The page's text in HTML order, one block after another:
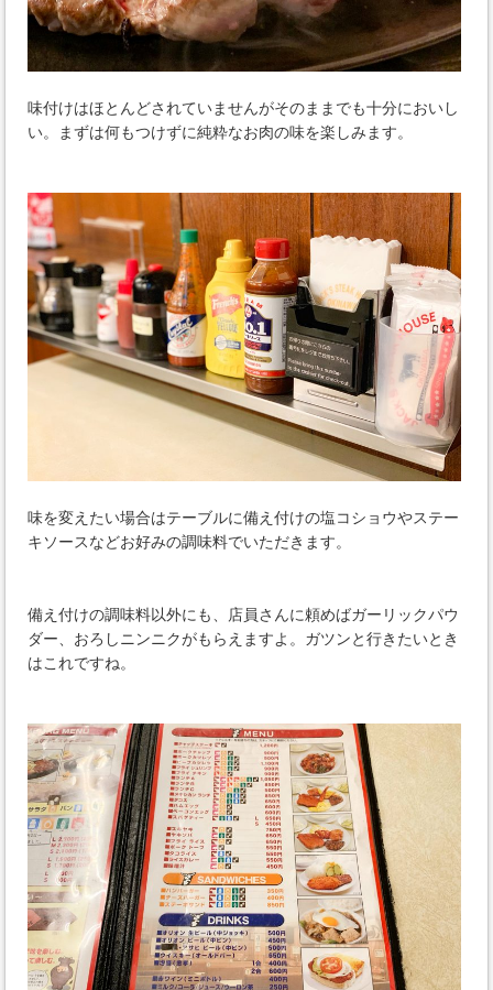
味付けはほとんどされていませんがそのままでも十分においし
い。まずは何もつけずに純粋なお肉の味を楽しみます。
味を変えたい場合はテーブルに備え付けの塩コショウやステー
キソースなどお好みの調味料でいただきます。
備え付けの調味料以外にも、店員さんに頼めばガーリックパウ
ダー、おろしニンニクがもらえますよ。ガツンと行きたいとき
はこれですね。